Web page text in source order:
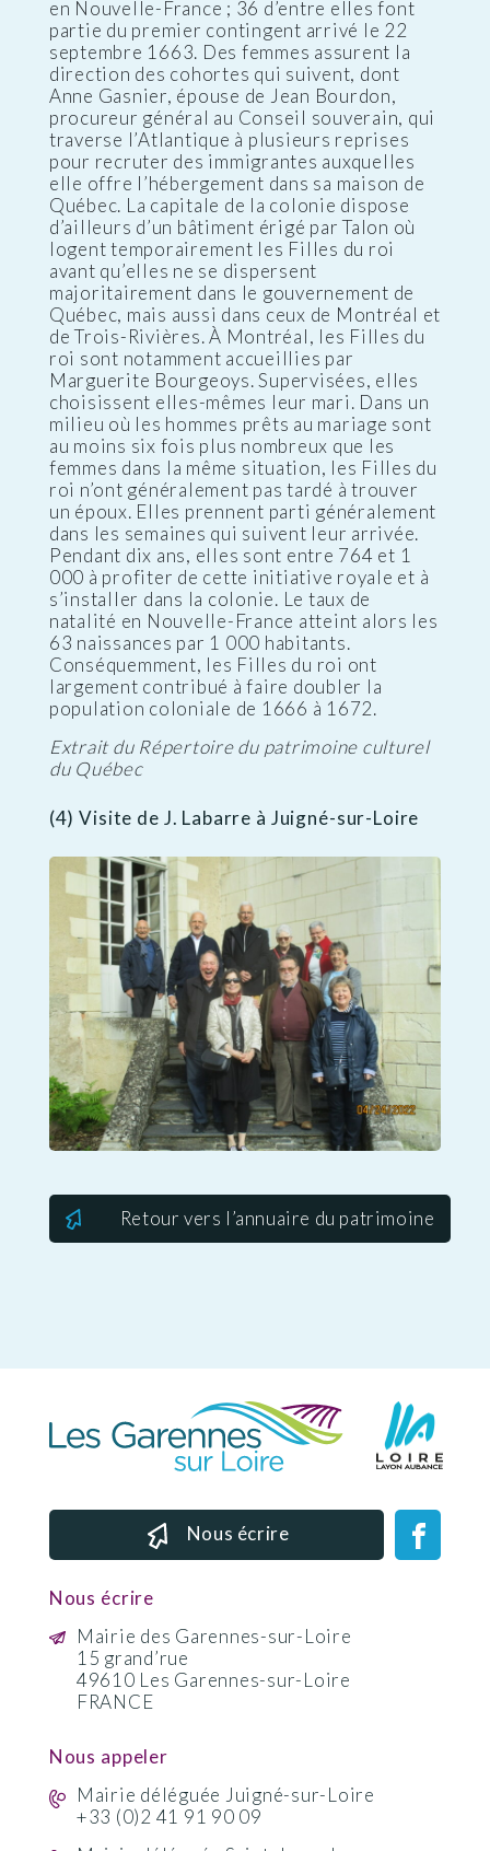
en Nouvelle-France ; 36 d’entre elles font
partie du premier contingent arrivé le 22
septembre 1663. Des femmes assurent la
direction des cohortes qui suivent, dont
Anne Gasnier, épouse de Jean Bourdon,
procureur général au Conseil souverain, qui
traverse l’Atlantique à plusieurs reprises
pour recruter des immigrantes auxquelles
elle offre l’hébergement dans sa maison de
Québec. La capitale de la colonie dispose
d’ailleurs d’un bâtiment érigé par Talon où
logent temporairement les Filles du roi
avant qu’elles ne se dispersent
majoritairement dans le gouvernement de
Québec, mais aussi dans ceux de Montréal et
de Trois-Rivières. À Montréal, les Filles du
roi sont notamment accueillies par
Marguerite Bourgeoys. Supervisées, elles
choisissent elles-mêmes leur mari. Dans un
milieu où les hommes prêts au mariage sont
au moins six fois plus nombreux que les
femmes dans la même situation, les Filles du
roi n’ont généralement pas tardé à trouver
un époux. Elles prennent parti généralement
dans les semaines qui suivent leur arrivée.
Pendant dix ans, elles sont entre 764 et 1
000 à profiter de cette initiative royale et à
s’installer dans la colonie. Le taux de
natalité en Nouvelle-France atteint alors les
63 naissances par 1 000 habitants.
Conséquemment, les Filles du roi ont
largement contribué à faire doubler la
population coloniale de 1666 à 1672.
Extrait du Répertoire du patrimoine culturel
du Québec
(4) Visite de J. Labarre à Juigné-sur-Loire
Retour vers l’annuaire du patrimoine
Nous écrire
Nous écrire
Mairie des Garennes-sur-Loire
15 grand’rue
49610 Les Garennes-sur-Loire
FRANCE
Nous appeler
Mairie déléguée Juigné-sur-Loire
+33 (0)2 41 91 90 09